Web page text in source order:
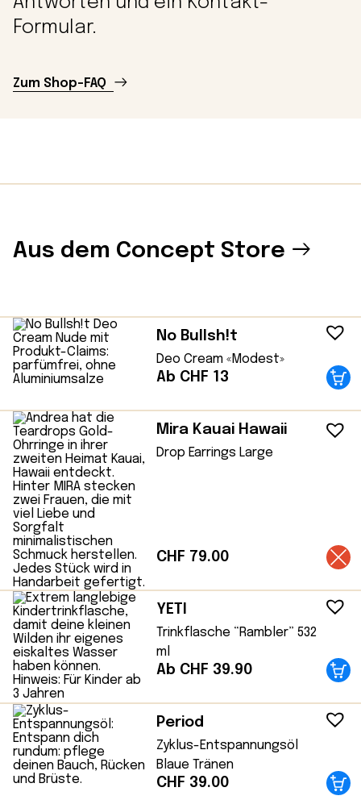
Formular.
Zum Shop-FAQ
Aus dem Concept Store
No Bullsh!t
Deo Cream «Modest»
Ab CHF 13
Mira Kauai Hawaii
Drop Earrings Large
CHF 79.00
YETI
Trinkflasche “Rambler” 532
ml
Ab CHF 39.90
Period
Zyklus-Entspannungsöl
Blaue Tränen
CHF 39.00